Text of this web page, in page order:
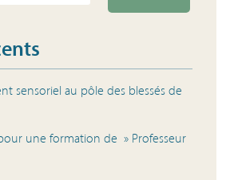
sensoriel au pôle des blessés de
une formation de » Professeur